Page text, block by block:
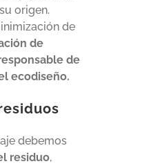
origen.
de
de
de
ecodiseño.
debemos
residuo,